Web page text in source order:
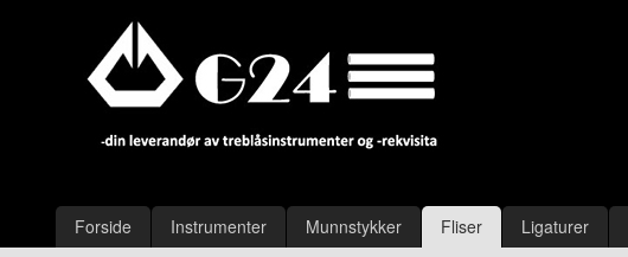
Produkter
Forside Instrumenter Munnstykker Fliser Ligaturer